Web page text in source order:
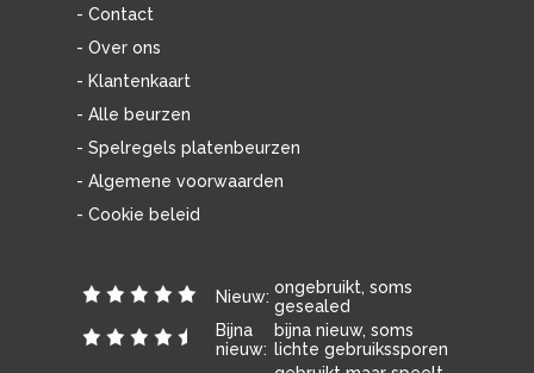
- Contact
- Over ons
- Klantenkaart
- Alle beurzen
- Spelregels platenbeurzen
- Algemene voorwaarden
- Cookie beleid
Nieuw: ongebruikt, soms
gesealed
Bijna
nieuw:
bijna nieuw, soms
lichte gebruikssporen